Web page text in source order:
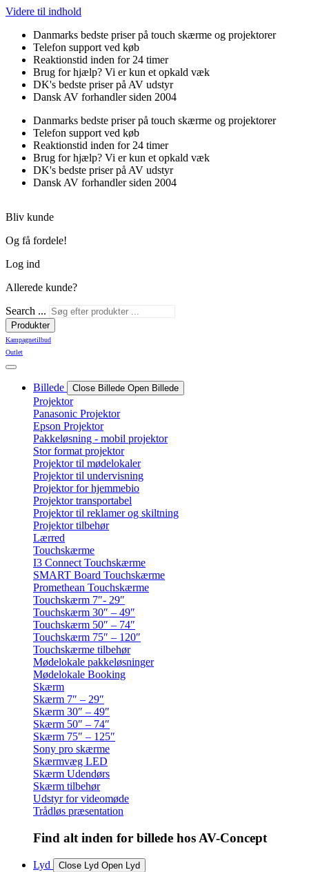
Videre til indhold
Danmarks bedste priser på touch skærme og projektorer
Telefon support ved køb
Reaktionstid inden for 24 timer
Brug for hjælp? Vi er kun et opkald væk
DK's bedste priser på AV udstyr
Dansk AV forhandler siden 2004
Danmarks bedste priser på touch skærme og projektorer
Telefon support ved køb
Reaktionstid inden for 24 timer
Brug for hjælp? Vi er kun et opkald væk
DK's bedste priser på AV udstyr
Dansk AV forhandler siden 2004
Bliv kunde
Og få fordele!
Log ind
Allerede kunde?
Search ...
Produkter
Kampagnetilbud
Outlet
Billede Close Billede Open Billede
Projektor
Panasonic Projektor
Epson Projektor
Pakkeløsning - mobil projektor
Stor format projektor
Projektor til mødelokaler
Projektor til undervisning
Projektor for hjemmebio
Projektor transportabel
Projektor til reklamer og skiltning
Projektor tilbehør
Lærred
Touchskærme
I3 Connect Touchskærme
SMART Board Touchskærme
Promethean Touchskærme
Touchskærm 7″- 29″
Touchskærm 30″ – 49″
Touchskærm 50″ – 74″
Touchskærm 75″ – 120″
Touchskærme tilbehør
Mødelokale pakkeløsninger
Mødelokale Booking
Skærm
Skærm 7″ – 29″
Skærm 30″ – 49″
Skærm 50″ – 74″
Skærm 75″ – 125″
Sony pro skærme
Skærmvæg LED
Skærm Udendørs
Skærm tilbehør
Udstyr for videomøde
Trådløs præsentation
Find alt inden for billede hos AV-Concept
Lyd Close Lyd Open Lyd